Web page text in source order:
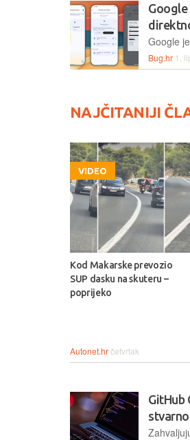
Bug.hr 1.
NAJČITANIJI
VIDEO
Kod Makarske prevozio
SUP dasku na skuteru –
poprijeko
Autonet.hrčetvrtak
GitHub